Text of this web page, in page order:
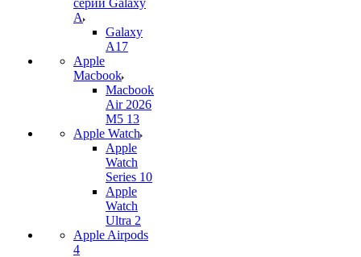
серии Galaxy
A
Galaxy
A17
Apple
Macbook
Macbook
Air 2026
M5 13
Apple Watch
Apple
Watch
Series 10
Apple
Watch
Ultra 2
Apple Airpods
4